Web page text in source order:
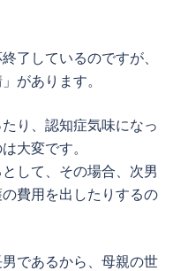
了しているのですが、
があります。
り、認知症気味になっ
大変です。
して、その場合、次男
費用を出したりするの
であるから、母親の世